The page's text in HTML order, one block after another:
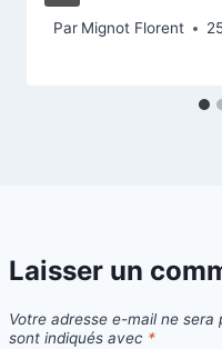
Par Mignot Florent
Laisser un
Votre adresse e-mail ne sera
sont indiqués avec *